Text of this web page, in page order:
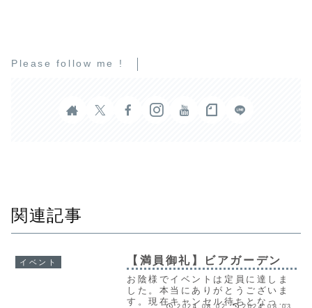
Please follow me !
関連記事
イベント 【満員御礼】ビアガーデン
お陰様でイベントは定員に達しま
した。本当にありがとうございま
す。現在キャンセル待ちとなって